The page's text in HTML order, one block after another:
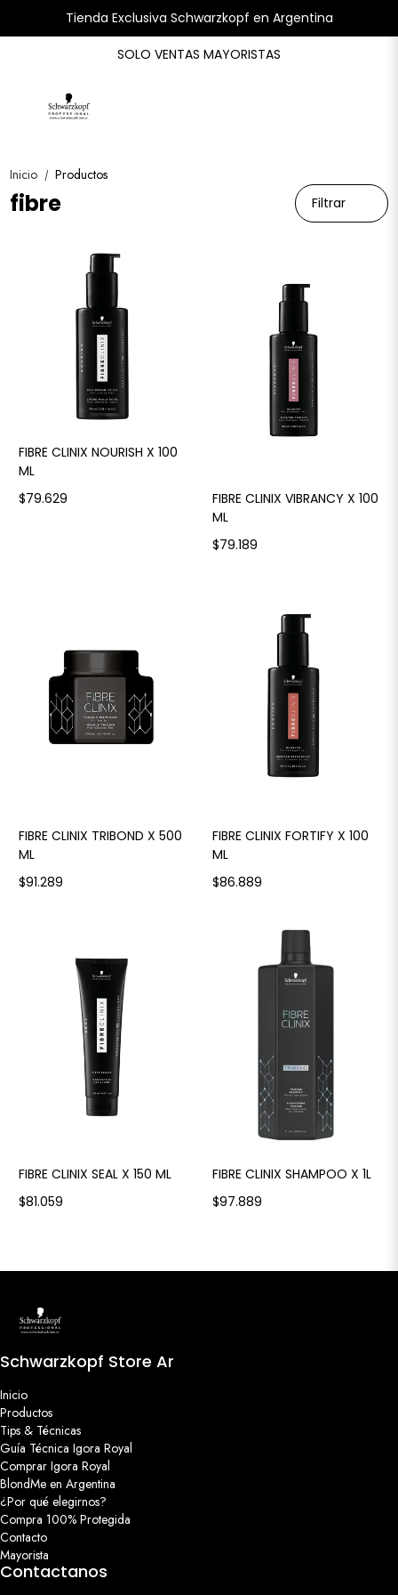
Tienda Exclusiva Schwarzkopf en Argentina
SOLO VENTAS MAYORISTAS
Inicio / Productos
fibre Filtrar
FIBRE CLINIX NOURISH X 100
ML
$79.629
FIBRE CLINIX VIBRANCY X 100
ML
$79.189
FIBRE CLINIX TRIBOND X 500
ML
$91.289
FIBRE CLINIX FORTIFY X 100
ML
$86.889
FIBRE CLINIX SEAL X 150 ML
$81.059
FIBRE CLINIX SHAMPOO X 1L
$97.889
Schwarzkopf Store Ar
Inicio
Productos
Tips & Técnicas
Guía Técnica Igora Royal
Comprar Igora Royal
BlondMe en Argentina
¿Por qué elegirnos?
Compra 100% Protegida
Contacto
Mayorista
Contactanos